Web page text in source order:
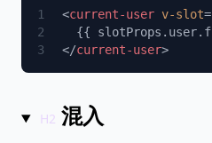
<current-user v-slot=
</current-user
混入